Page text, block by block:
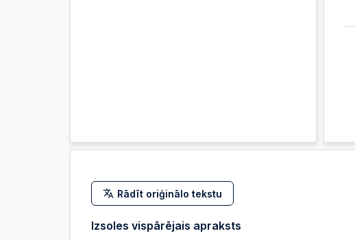
Rādīt oriģinālo tekstu
Izsoles vispārējais apraksts